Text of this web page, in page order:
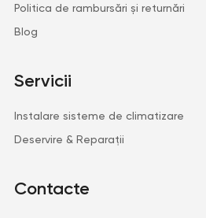
Politica de rambursări și returnări
Blog
Servicii
Instalare sisteme de climatizare
Deservire & Reparații
Contacte